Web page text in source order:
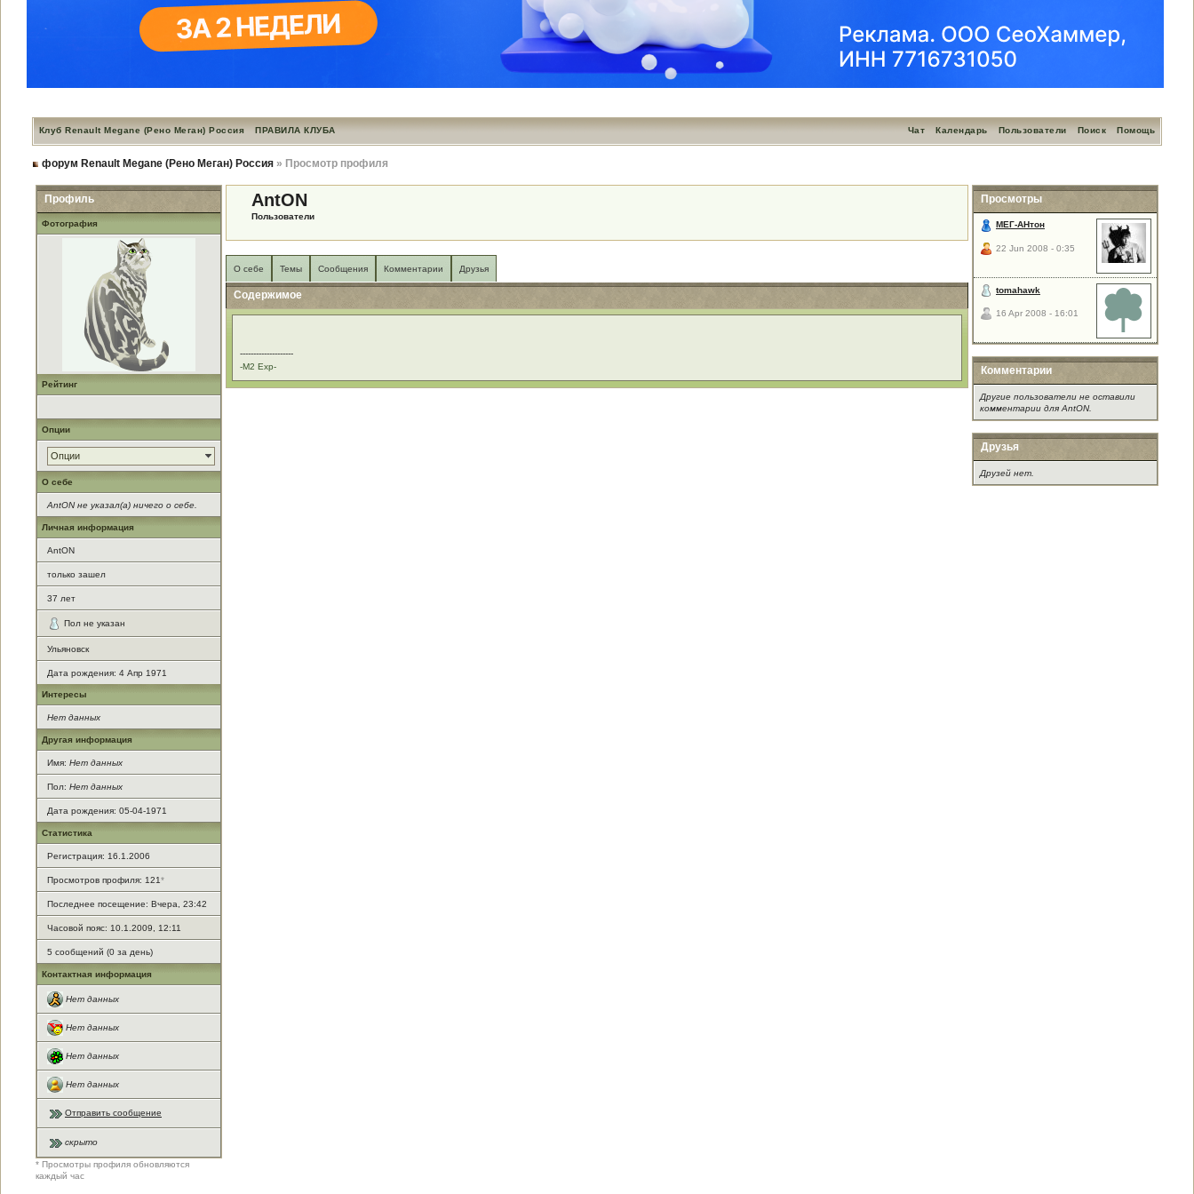
Клуб Renault Megane (Рено Меган) Россия ПРАВИЛА КЛУБА Помощь
Поиск
Пользователи
Календарь
Чат
форум Renault Megane (Рено Меган) Россия» Просмотр профиля
Профиль
Фотография
Рейтинг
Опции
Опции
О себе
AntON не указал(а) ничего о себе.
Личная информация
AntON
только зашел
37 лет
Пол не указан
Ульяновск
Дата рождения: 4 Апр 1971
Интересы
Нет данных
Другая информация
Имя: Нет данных
Пол: Нет данных
Дата рождения: 05-04-1971
Статистика
Регистрация: 16.1.2006
Просмотров профиля: 121*
Последнее посещение: Вчера, 23:42
Часовой пояс: 10.1.2009, 12:11
5 сообщений (0 за день)
Контактная информация
Нет данных
Нет данных
Нет данных
Нет данных
Отправить сообщение
скрыто
* Просмотры профиля обновляются
каждый час
AntON
Пользователи
О себе Темы Сообщения Комментарии Друзья
Содержимое
--------------------
-M2 Exp-
Просмотры
МЕГ-АНтон
22 Jun 2008 - 0:35
tomahawk
16 Apr 2008 - 16:01
Комментарии
Другие пользователи не оставили
комментарии для AntON.
Друзья
Друзей нет.